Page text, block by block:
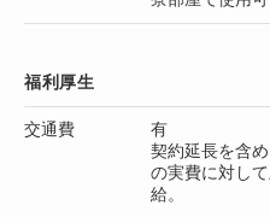
福利厚生
交通費
有
契約延長を含
の実費に対し
給。